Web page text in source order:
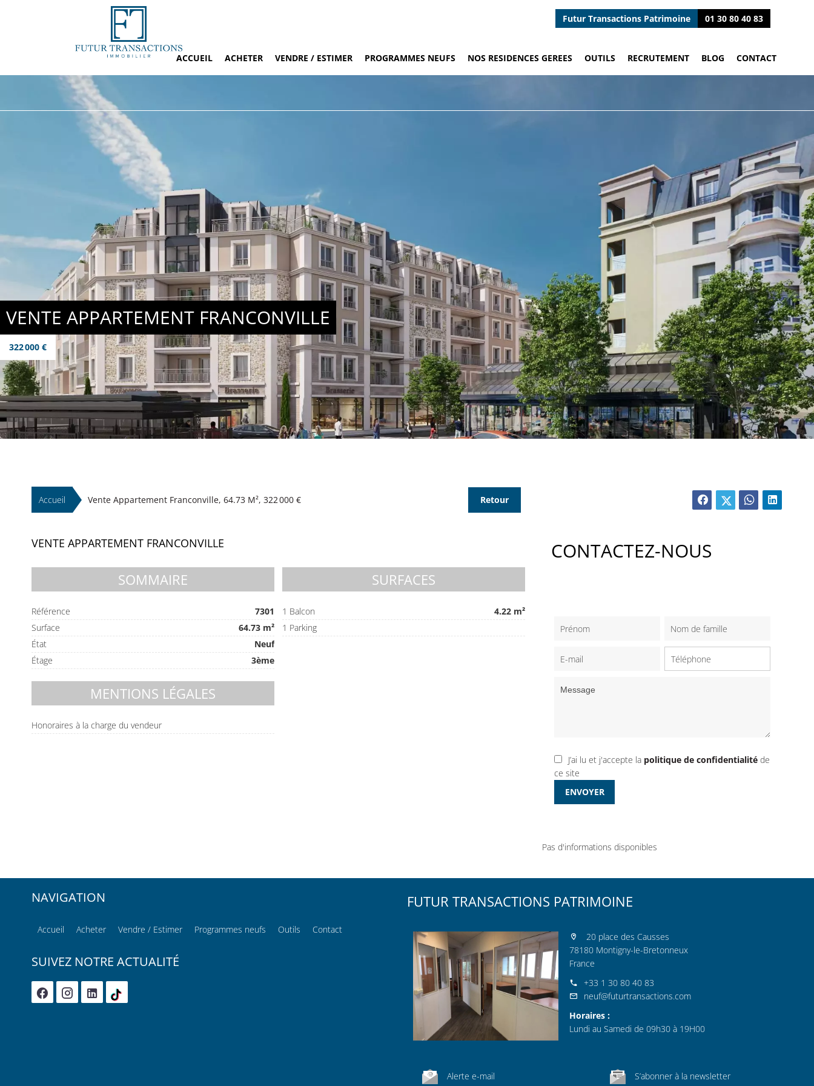
Futur Transactions Patrimoine 01 30 80 40 83
ACCUEIL ACHETER VENDRE / ESTIMER PROGRAMMES NEUFS NOS RESIDENCES GEREES OUTILS RECRUTEMENT BLOG CONTACT
VENTE APPARTEMENT FRANCONVILLE
322 000 €
Accueil Vente Appartement Franconville, 64.73 M², 322 000 € Retour
VENTE APPARTEMENT FRANCONVILLE
SOMMAIRE
Référence
7301
Surface
64.73 m²
État
Neuf
Étage
3ème
SURFACES
1 Balcon
4.22 m²
1 Parking
MENTIONS LÉGALES
Honoraires à la charge du vendeur
CONTACTEZ-NOUS
J’ai lu et j'accepte la politique de confidentialité de
ce site
ENVOYER
Pas d'informations disponibles
NAVIGATION
Accueil Acheter Vendre / Estimer Programmes neufs Outils Contact
SUIVEZ NOTRE ACTUALITÉ
FUTUR TRANSACTIONS PATRIMOINE
20 place des Causses
78180 Montigny-le-Bretonneux
France
+33 1 30 80 40 83
neuf@futurtransactions.com
Horaires :
Lundi au Samedi de 09h30 à 19H00
Alerte e-mail S’abonner à la newsletter